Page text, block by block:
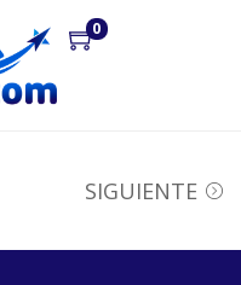
0
SIGUIENTE